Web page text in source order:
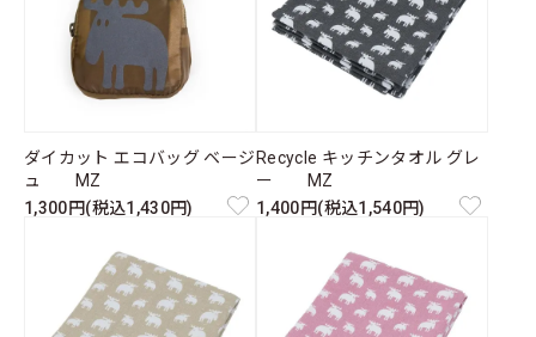
ダイカット エコバッグ ベージ
ュ MZ
1,300円(税込1,430円)
Recycle キッチンタオル グレ
ー MZ
1,400円(税込1,540円)